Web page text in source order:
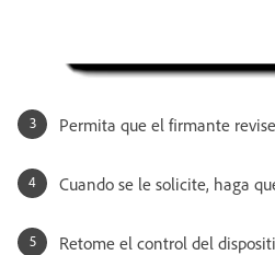
Permita que el firmante
Cuando se le solicite, haga
Retome el control del